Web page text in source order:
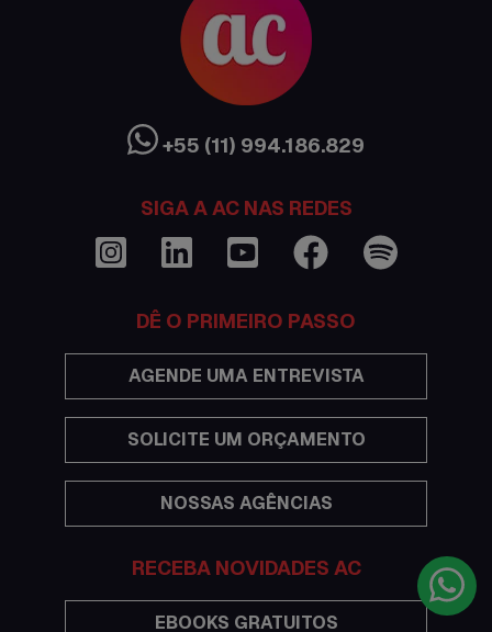
Ciência sem Fronteiras
Cultura Austrália
Curso de inglês no exterior
Dicas
Economia
Estudar no exterior
Eventos
Histórias de intercâmbio
Hospedagem
+55 (11) 994.186.829
SIGA A AC NAS REDES
DÊ O PRIMEIRO PASSO
AGENDE UMA ENTREVISTA
SOLICITE UM ORÇAMENTO
NOSSAS AGÊNCIAS
RECEBA NOVIDADES AC
EBOOKS GRATUITOS